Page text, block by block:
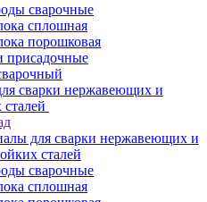
сварочные
сплошная
порошковая
присадочные
сварки нержавеющих и
для сварки нержавеющих и
сталей
сварочные
сплошная